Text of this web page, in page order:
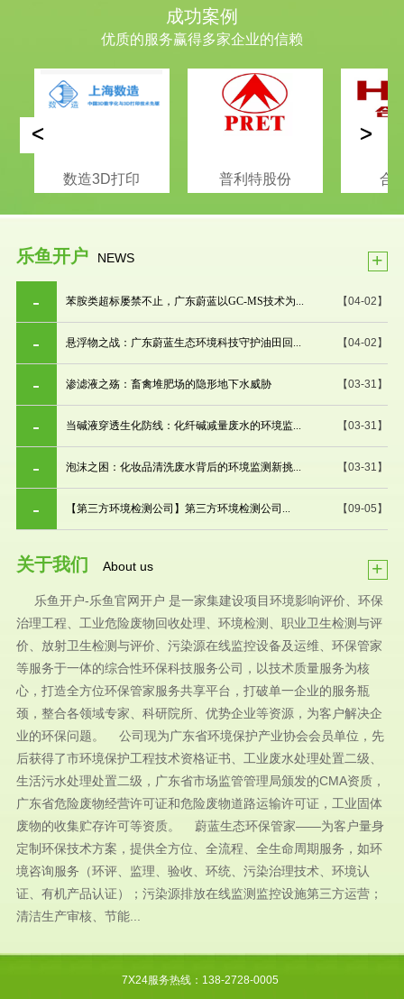
成功案例
优质的服务赢得多家企业的信赖
数造3D打印 普利特股份 合
< >
乐鱼开户 NEWS +
【04-02】
苯胺类超标屡禁不止，广东蔚蓝以GC-MS技术为...
【04-02】
悬浮物之战：广东蔚蓝生态环境科技守护油田回...
【03-31】
渗滤液之殇：畜禽堆肥场的隐形地下水威胁
【03-31】
当碱液穿透生化防线：化纤碱减量废水的环境监...
【03-31】
泡沫之困：化妆品清洗废水背后的环境监测新挑...
【09-05】
【第三方环境检测公司】第三方环境检测公司...
关于我们 About us +
乐鱼开户-乐鱼官网开户 是一家集建设项目环境影响评价、环保
治理工程、工业危险废物回收处理、环境检测、职业卫生检测与评
价、放射卫生检测与评价、污染源在线监控设备及运维、环保管家
等服务于一体的综合性环保科技服务公司，以技术质量服务为核
心，打造全方位环保管家服务共享平台，打破单一企业的服务瓶
颈，整合各领域专家、科研院所、优势企业等资源，为客户解决企
业的环保问题。 公司现为广东省环境保护产业协会会员单位，先
后获得了市环境保护工程技术资格证书、工业废水处理处置二级、
生活污水处理处置二级，广东省市场监管管理局颁发的CMA资质，
广东省危险废物经营许可证和危险废物道路运输许可证，工业固体
废物的收集贮存许可等资质。 蔚蓝生态环保管家——为客户量身
定制环保技术方案，提供全方位、全流程、全生命周期服务，如环
境咨询服务（环评、监理、验收、环统、污染治理技术、环境认
证、有机产品认证）；污染源排放在线监测监控设施第三方运营；
清洁生产审核、节能...
7X24服务热线：138-2728-0005